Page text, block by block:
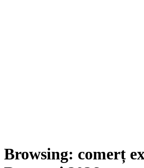
Browsing: comerț